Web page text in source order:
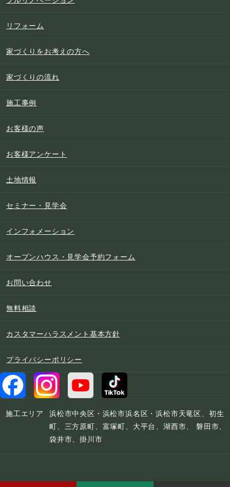
リフォーム
家づくりをお考えの方へ
家づくりの流れ
施工事例
お客様の声
お客様アンケート
土地情報
セミナー・見学会
インフォメーション
オープンハウス・見学会予約フォーム
お問い合わせ
無料相談
カスタマーハラスメント基本方針
プライバシーポリシー
施工エリア
浜松市中央区・浜松市浜名区・浜松市天竜区、初生
町、三方原町、富塚町、大平台、湖西市、 磐田市、
袋井市、掛川市